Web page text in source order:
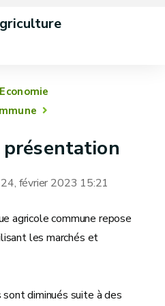
24, février 2023 15:21
agricole commune repose
les marchés et
sont diminués suite à des